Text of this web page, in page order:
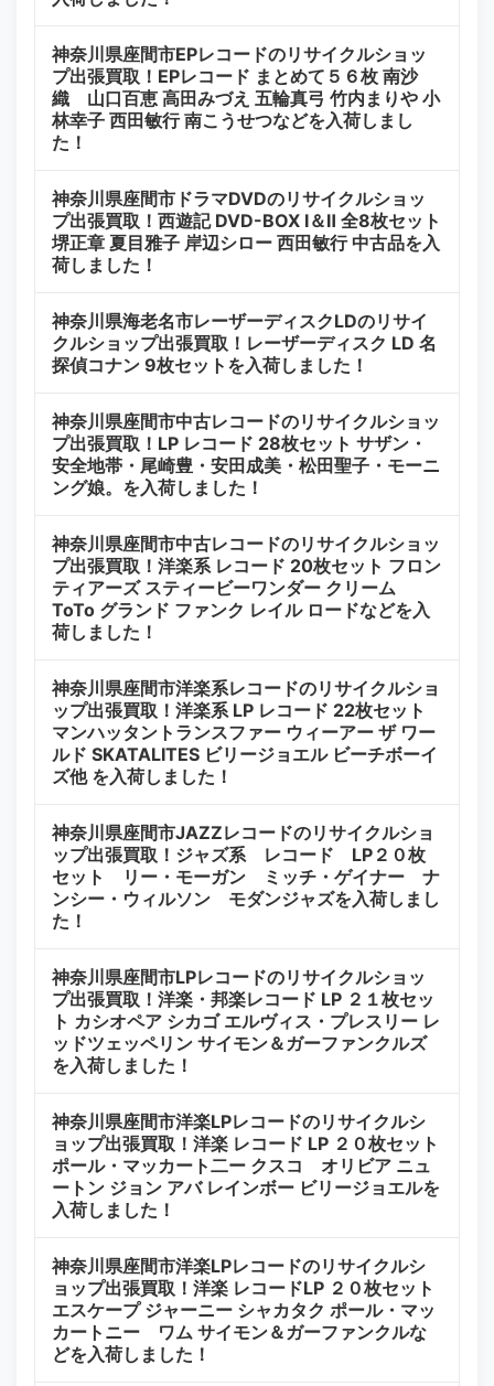
神奈川県座間市EPレコードのリサイクルショッ
プ出張買取！EPレコード まとめて５６枚 南沙
織 山口百恵 高田みづえ 五輪真弓 竹内まりや 小
林幸子 西田敏行 南こうせつなどを入荷しまし
た！
神奈川県座間市ドラマDVDのリサイクルショッ
プ出張買取！西遊記 DVD-BOX Ⅰ＆Ⅱ 全8枚セット
堺正章 夏目雅子 岸辺シロー 西田敏行 中古品を入
荷しました！
神奈川県海老名市レーザーディスクLDのリサイ
クルショップ出張買取！レーザーディスク LD 名
探偵コナン 9枚セットを入荷しました！
神奈川県座間市中古レコードのリサイクルショッ
プ出張買取！LP レコード 28枚セット サザン・
安全地帯・尾崎豊・安田成美・松田聖子・モーニ
ング娘。を入荷しました！
神奈川県座間市中古レコードのリサイクルショッ
プ出張買取！洋楽系 レコード 20枚セット フロン
ティアーズ スティービーワンダー クリーム
ToTo グランド ファンク レイル ロードなどを入
荷しました！
神奈川県座間市洋楽系レコードのリサイクルショ
ップ出張買取！洋楽系 LP レコード 22枚セット
マンハッタントランスファー ウィーアー ザ ワー
ルド SKATALITES ビリージョエル ビーチボーイ
ズ他 を入荷しました！
神奈川県座間市JAZZレコードのリサイクルショ
ップ出張買取！ジャズ系 レコード LP２０枚
セット リー・モーガン ミッチ・ゲイナー ナ
ンシー・ウィルソン モダンジャズを入荷しまし
た！
神奈川県座間市LPレコードのリサイクルショッ
プ出張買取！洋楽・邦楽レコード LP ２１枚セッ
ト カシオペア シカゴ エルヴィス・プレスリー レ
ッドツェッペリン サイモン＆ガーファンクルズ
を入荷しました！
神奈川県座間市洋楽LPレコードのリサイクルシ
ョップ出張買取！洋楽 レコード LP ２０枚セット
ポール・マッカート二ー クスコ オリビア ニュ
ートン ジョン アバ レインボー ビリージョエルを
入荷しました！
神奈川県座間市洋楽LPレコードのリサイクルシ
ョップ出張買取！洋楽 レコードLP ２０枚セット
エスケープ ジャーニー シャカタク ポール・マッ
カートニー ワム サイモン＆ガーファンクルな
どを入荷しました！